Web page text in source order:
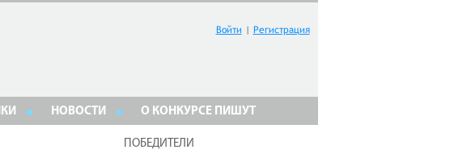
Войти | Регистрация
НОВОСТИ О КОНКУРСЕ ПИШУТ
ПОБЕДИТЕЛИ